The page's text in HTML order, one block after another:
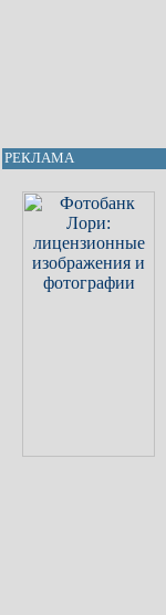
РЕКЛАМА